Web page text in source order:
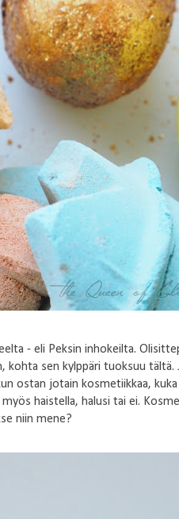
- eli Peksin inhokeilta.
sen kylppäri tuoksuu tältä.
ostan jotain kosmetiikkaa, kuka
haistella, halusi tai ei.
niin mene?